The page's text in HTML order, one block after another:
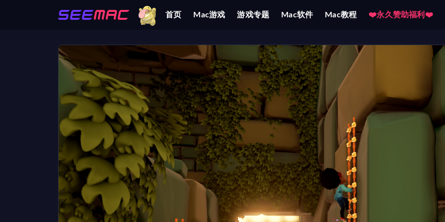
首页 Mac游戏 游戏专题 Mac软件 Mac教程
❤️永久赞助福利❤️